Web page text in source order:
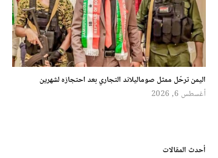
اليمن ترحّل ممثل صوماليلاند التجاري بعد احتجازه لشهرين
أغسطس 6, 2026
أحدث المقالات